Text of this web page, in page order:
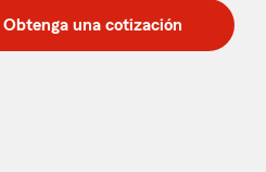
Obtenga una cotización